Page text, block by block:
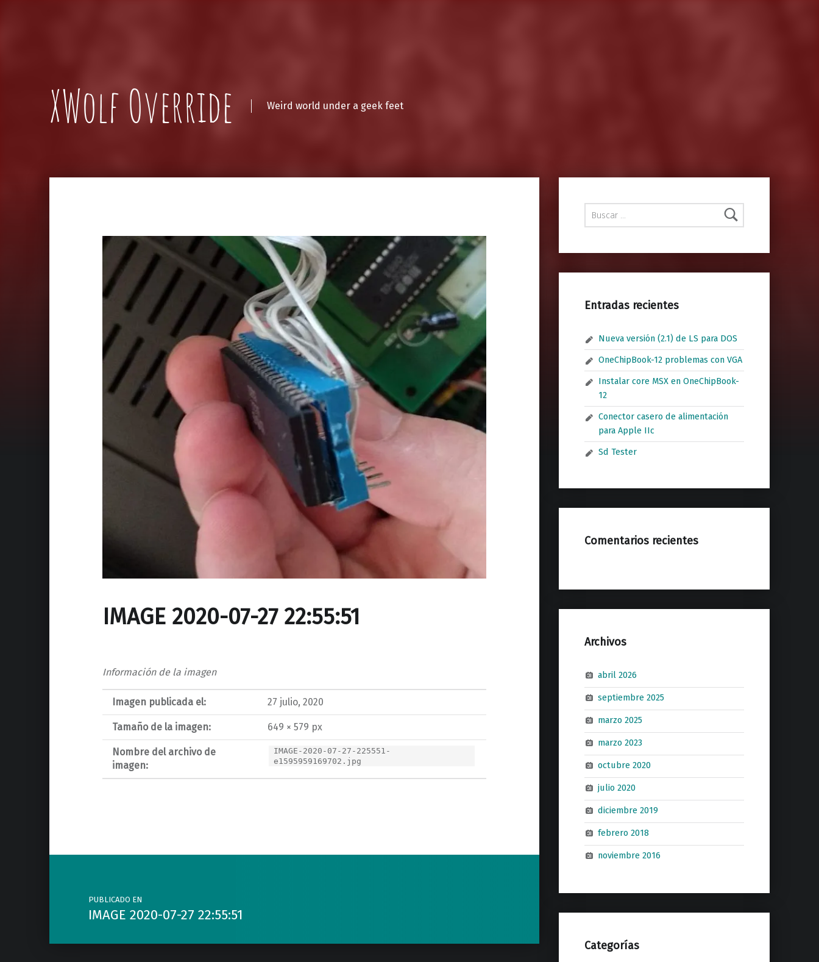
XWolf Override Weird world under a geek feet
IMAGE 2020-07-27 22:55:51
Información de la imagen
Imagen publicada el: 27 julio, 2020
Tamaño de la imagen: 649 × 579 px
Nombre del archivo de
imagen:
IMAGE-2020-07-27-225551-
e1595959169702.jpg
Navegación de entradas
PUBLICADO EN
IMAGE 2020-07-27 22:55:51
Buscar:
Entradas recientes
Nueva versión (2.1) de LS para DOS
OneChipBook-12 problemas con VGA
Instalar core MSX en OneChipBook-
12
Conector casero de alimentación
para Apple IIc
Sd Tester
Comentarios recientes
Archivos
abril 2026
septiembre 2025
marzo 2025
marzo 2023
octubre 2020
julio 2020
diciembre 2019
febrero 2018
noviembre 2016
Categorías